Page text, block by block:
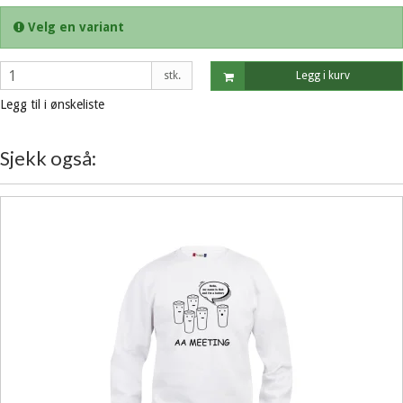
Velg en variant
stk. Legg i kurv
Legg til i ønskeliste
Sjekk også: